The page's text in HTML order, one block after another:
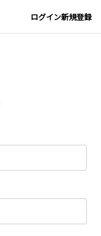
ログイン新規登録